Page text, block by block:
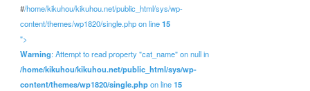
#/home/kikuhou/kikuhou.net/public_html/sys/wp-
content/themes/wp1820/single.php on line15
">
Warning: Attempt to read property "cat_name" on null in
/home/kikuhou/kikuhou.net/public_html/sys/wp-
content/themes/wp1820/single.phpon line15